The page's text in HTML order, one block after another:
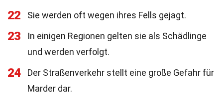
22 Sie werden oft wegen ihres Fells gejagt.
23
In einigen Regionen gelten sie als Schädlinge
und werden verfolgt.
24
Der Straßenverkehr stellt eine große Gefahr für
Marder dar.